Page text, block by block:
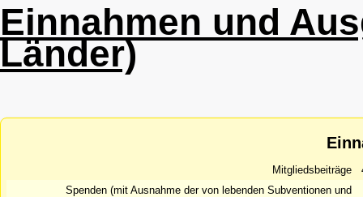
Einnahmen und
Länder)
Mitgliedsbeiträge
Spenden (mit Ausnahme der von lebenden Subventionen und